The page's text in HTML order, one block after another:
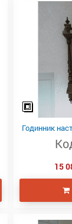
Годинник
15